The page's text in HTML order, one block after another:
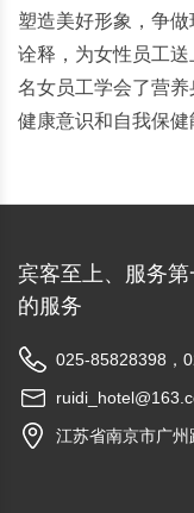
塑造美好形象，争
诠释，为女性员工
名女员工学会了营
健康意识和自我保健
宾客至上、服务
的服务
025-85828398，
江苏省南京市广